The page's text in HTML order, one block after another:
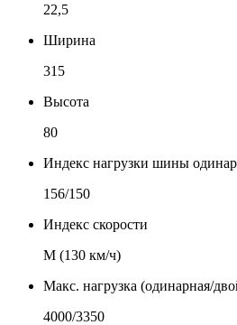
22,5
Ширина
315
Высота
80
Индекс нагрузки шины
156/150
Индекс скорости
М (130 км/ч)
Макс. нагрузка (одинарная/
4000/3350